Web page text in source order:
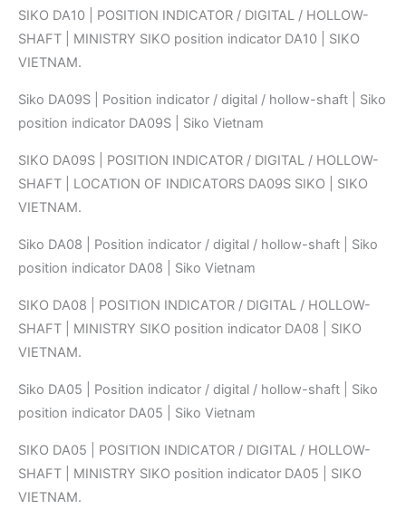
SIKO DA10 | POSITION INDICATOR / DIGITAL / HOLLOW-
SHAFT | MINISTRY SIKO position indicator DA10 | SIKO
VIETNAM.
Siko DA09S | Position indicator / digital / hollow-shaft | Siko
position indicator DA09S | Siko Vietnam
SIKO DA09S | POSITION INDICATOR / DIGITAL / HOLLOW-
SHAFT | LOCATION OF INDICATORS DA09S SIKO | SIKO
VIETNAM.
Siko DA08 | Position indicator / digital / hollow-shaft | Siko
position indicator DA08 | Siko Vietnam
SIKO DA08 | POSITION INDICATOR / DIGITAL / HOLLOW-
SHAFT | MINISTRY SIKO position indicator DA08 | SIKO
VIETNAM.
Siko DA05 | Position indicator / digital / hollow-shaft | Siko
position indicator DA05 | Siko Vietnam
SIKO DA05 | POSITION INDICATOR / DIGITAL / HOLLOW-
SHAFT | MINISTRY SIKO position indicator DA05 | SIKO
VIETNAM.